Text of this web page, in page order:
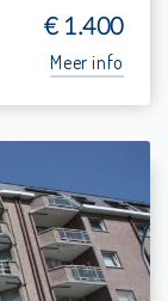
€ 1.400
Meer info